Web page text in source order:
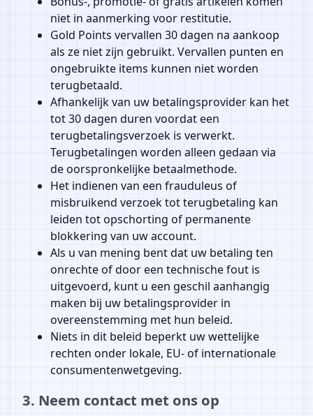
niet in aanmerking voor restitutie.
Gold Points vervallen 30 dagen na aankoop
als ze niet zijn gebruikt. Vervallen punten en
ongebruikte items kunnen niet worden
terugbetaald.
Afhankelijk van uw betalingsprovider kan het
tot 30 dagen duren voordat een
terugbetalingsverzoek is verwerkt.
Terugbetalingen worden alleen gedaan via
de oorspronkelijke betaalmethode.
Het indienen van een frauduleus of
misbruikend verzoek tot terugbetaling kan
leiden tot opschorting of permanente
blokkering van uw account.
Als u van mening bent dat uw betaling ten
onrechte of door een technische fout is
uitgevoerd, kunt u een geschil aanhangig
maken bij uw betalingsprovider in
overeenstemming met hun beleid.
Niets in dit beleid beperkt uw wettelijke
rechten onder lokale, EU- of internationale
consumentenwetgeving.
3. Neem contact met ons op